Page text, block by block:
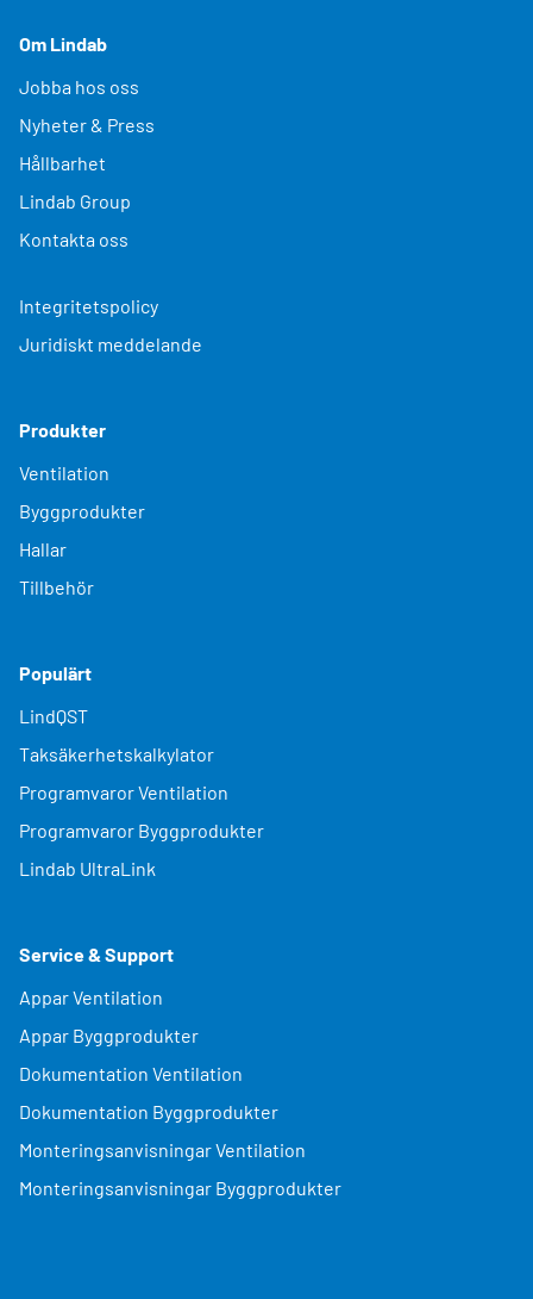
Om Lindab
Jobba hos oss
Nyheter & Press
Hållbarhet
Lindab Group
Kontakta oss
Integritetspolicy
Juridiskt meddelande
Produkter
Ventilation
Byggprodukter
Hallar
Tillbehör
Populärt
LindQST
Taksäkerhetskalkylator
Programvaror Ventilation
Programvaror Byggprodukter
Lindab UltraLink
Service & Support
Appar Ventilation
Appar Byggprodukter
Dokumentation Ventilation
Dokumentation Byggprodukter
Monteringsanvisningar Ventilation
Monteringsanvisningar Byggprodukter